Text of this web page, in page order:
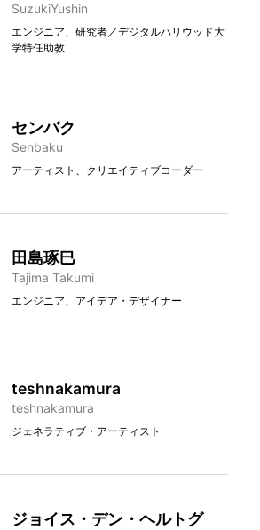
SuzukiYushin
エンジニア、研究者／デジタルハリウッド大
学特任助教
センバク
Senbaku
アーティスト、クリエイティブコーダー
田島琢巳
Tajima Takumi
エンジニア、アイデア・デザイナー
teshnakamura
teshnakamura
ジェネラティブ・アーティスト
ジョイス・デン・ヘルトグ